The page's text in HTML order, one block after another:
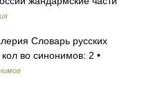
Словарь русских
во синонимов: 2 •